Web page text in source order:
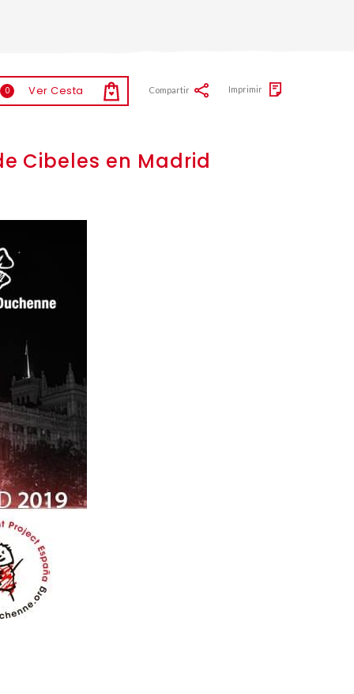
0 Ver Cesta Compartir Imprimir
Cibeles en Madrid